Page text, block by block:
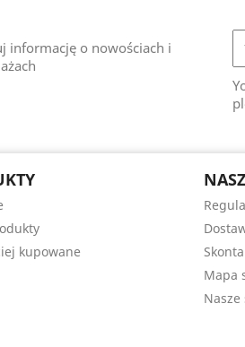
informację o nowościach i
kupowane
Mapa
Nasze